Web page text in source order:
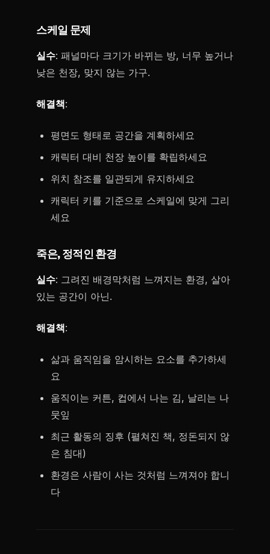
스케일 문제
실수: 패널마다 크기가 바뀌는 방, 너무 높거나
낮은 천장, 맞지 않는 가구.
해결책:
평면도 형태로 공간을 계획하세요
캐릭터 대비 천장 높이를 확립하세요
위치 참조를 일관되게 유지하세요
캐릭터 키를 기준으로 스케일에 맞게 그리
세요
죽은, 정적인 환경
실수: 그려진 배경막처럼 느껴지는 환경, 살아
있는 공간이 아닌.
해결책:
삶과 움직임을 암시하는 요소를 추가하세
요
움직이는 커튼, 컵에서 나는 김, 날리는 나
뭇잎
최근 활동의 징후 (펼쳐진 책, 정돈되지 않
은 침대)
환경은 사람이 사는 것처럼 느껴져야 합니
다